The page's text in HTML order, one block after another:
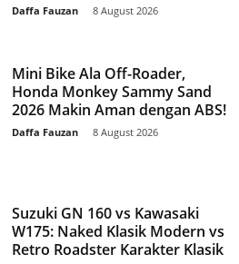
Daffa Fauzan 8 August 2026
Mini Bike Ala Off-Roader,
Honda Monkey Sammy Sand
2026 Makin Aman dengan ABS!
Daffa Fauzan 8 August 2026
Suzuki GN 160 vs Kawasaki
W175: Naked Klasik Modern vs
Retro Roadster Karakter Klasik